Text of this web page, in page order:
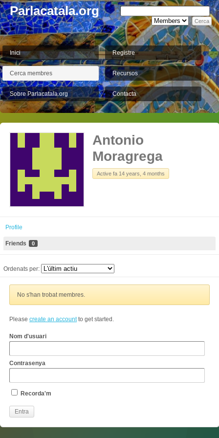
Parlacatala.org
Inici Registre
Cerca membres Recursos
Sobre Parlacatala.org Contacta
Antonio
Moragrega
Active fa 14 years, 4 months
Profile
Friends 0
Ordenats per:
No s'han trobat membres.
Please create an accountto get started.
Nom d'usuari
Contrasenya
Recorda'm